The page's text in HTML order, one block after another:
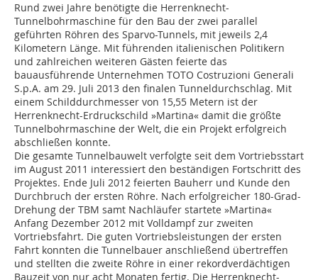
Rund zwei Jahre benötigte die Herrenknecht-
Tunnelbohrmaschine für den Bau der zwei parallel
geführten Röhren des Sparvo-Tunnels, mit jeweils 2,4
Kilometern Länge. Mit führenden italienischen Politikern
und zahlreichen weiteren Gästen feierte das
bauausführende Unternehmen TOTO Costruzioni Generali
S.p.A. am 29. Juli 2013 den finalen Tunneldurchschlag. Mit
einem Schilddurchmesser von 15,55 Metern ist der
Herrenknecht-Erdruckschild »Martina« damit die größte
Tunnelbohrmaschine der Welt, die ein Projekt erfolgreich
abschließen konnte.
Die gesamte Tunnelbauwelt verfolgte seit dem Vortriebsstart
im August 2011 interessiert den beständigen Fortschritt des
Projektes. Ende Juli 2012 feierten Bauherr und Kunde den
Durchbruch der ersten Röhre. Nach erfolgreicher 180-Grad-
Drehung der TBM samt Nachläufer startete »Martina«
Anfang Dezember 2012 mit Volldampf zur zweiten
Vortriebsfahrt. Die guten Vortriebsleistungen der ersten
Fahrt konnten die Tunnelbauer anschließend übertreffen
und stellten die zweite Röhre in einer rekordverdächtigen
Bauzeit von nur acht Monaten fertig. Die Herrenknecht-